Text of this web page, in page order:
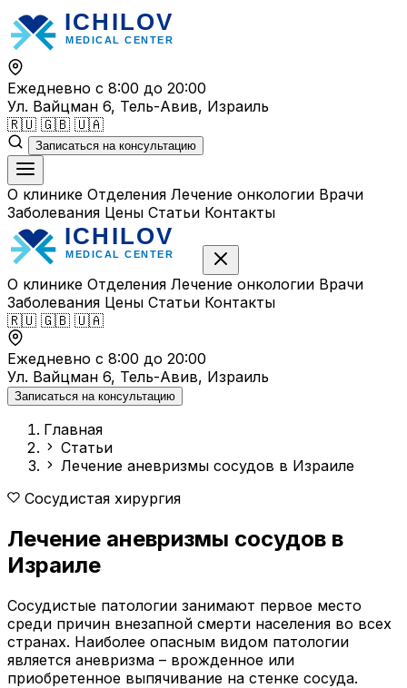
Перейти
к
содержимому
Ежедневно с 8:00 до 20:00
Ул. Вайцман 6, Тель-Авив, Израиль
🇷🇺 🇬🇧 🇺🇦
Записаться на консультацию
О клинике Отделения Лечение онкологии Врачи
Заболевания Цены Статьи Контакты
О клинике Отделения Лечение онкологии Врачи
Заболевания Цены Статьи Контакты
🇷🇺 🇬🇧 🇺🇦
Ежедневно с 8:00 до 20:00
Ул. Вайцман 6, Тель-Авив, Израиль
Записаться на консультацию
Главная
Статьи
Лечение аневризмы сосудов в Израиле
Сосудистая хирургия
Лечение аневризмы сосудов в
Израиле
Сосудистые патологии занимают первое место
среди причин внезапной смерти населения во всех
странах. Наиболее опасным видом патологии
является аневризма – врожденное или
приобретенное выпячивание на стенке сосуда.